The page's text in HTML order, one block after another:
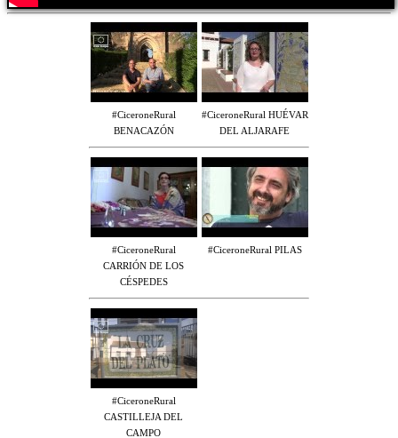
#CiceroneRural
BENACAZÓN
#CiceroneRural HUÉVAR
DEL ALJARAFE
#CiceroneRural
CARRIÓN DE LOS
CÉSPEDES
#CiceroneRural PILAS
#CiceroneRural
CASTILLEJA DEL
CAMPO